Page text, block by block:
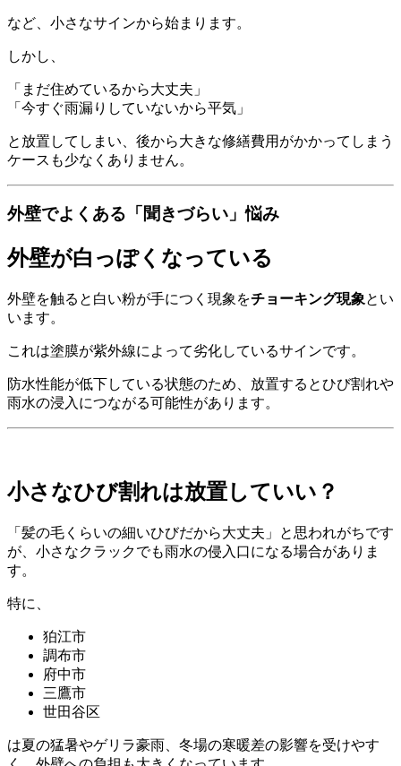
など、小さなサインから始まります。
しかし、
「まだ住めているから大丈夫」
「今すぐ雨漏りしていないから平気」
と放置してしまい、後から大きな修繕費用がかかってしまう
ケースも少なくありません。
外壁でよくある「聞きづらい」悩み
外壁が白っぽくなっている
外壁を触ると白い粉が手につく現象をチョーキング現象とい
います。
これは塗膜が紫外線によって劣化しているサインです。
防水性能が低下している状態のため、放置するとひび割れや
雨水の浸入につながる可能性があります。
小さなひび割れは放置していい？
「髪の毛くらいの細いひびだから大丈夫」と思われがちです
が、小さなクラックでも雨水の侵入口になる場合がありま
す。
特に、
狛江市
調布市
府中市
三鷹市
世田谷区
は夏の猛暑やゲリラ豪雨、冬場の寒暖差の影響を受けやす